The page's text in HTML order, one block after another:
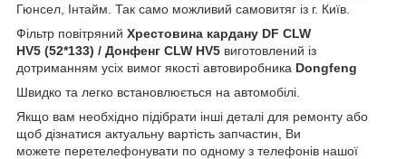
Гюнсел, Інтайм. Так само можливий самовитяг із г. Київ.
Фільтр повітряний Хрестовина кардану DF CLW
HV5 (52*133) / Донфенг CLW HV5 виготовлений із
дотриманням усіх вимог якості автовиробника Dongfeng
Швидко та легко встановлюється на автомобілі.
Якщо вам необхідно підібрати інші деталі для ремонту або
щоб дізнатися актуальну вартість запчастин, Ви
можете перетелефонувати по одному з телефонів нашої